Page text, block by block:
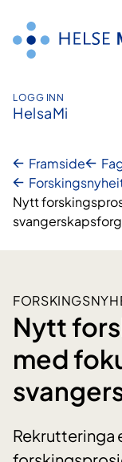
innhald
LOGG INN
HelsaMi
Framside
Nytt
Nytt
med
Rekrutteringa